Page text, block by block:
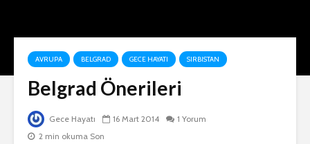
AVRUPA BELGRAD GECE HAYATI SIRBISTAN
Belgrad Önerileri
Gece Hayatı 16 Mart 2014
1 Yorum
2 min okuma Son